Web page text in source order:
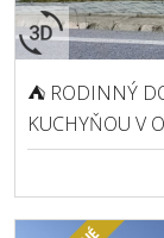
⛺ RODINNÝ
KUCHYŇOU V